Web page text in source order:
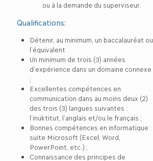
ou à la demande du superviseur.
Qualifications:
Détenir, au minimum, un baccalauréat ou
l’équivalent
Un minimum de trois (3) années
d’expérience dans un domaine connexe
;
Excellentes compétences en
communication dans au moins deux (2)
des trois (3) langues suivantes :
l’inuktitut, l’anglais et/ou le français ;
Bonnes compétences en informatique :
suite Microsoft (Excel, Word,
PowerPoint, etc.) ;
Connaissance des principes de